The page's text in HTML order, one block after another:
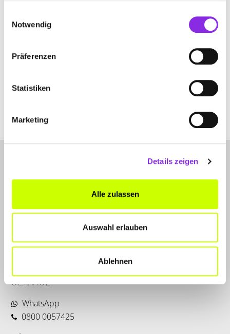
Notwendig
Präferenzen
Statistiken
Marketing
Details zeigen
Alle zulassen
Auswahl erlauben
Ablehnen
REFORMHAUS EDEN, GASTIGER OHG
| 75172 Pforzheim
DE
LET'S CONNECT
Kontakt
SERVICE
WhatsApp
0800 0057425